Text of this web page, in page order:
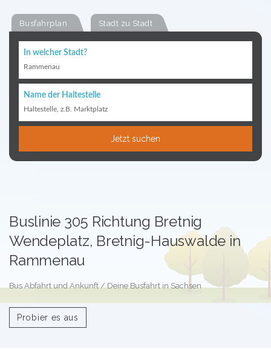
Busfahrplan Stadt zu Stadt
In welcher Stadt?
Rammenau
Name der Haltestelle
Haltestelle, z.B. Marktplatz
Jetzt suchen
Buslinie 305 Richtung Bretnig
Wendeplatz, Bretnig-Hauswalde in
Rammenau
Bus Abfahrt und Ankunft / Deine Busfahrt in Sachsen
Probier es aus